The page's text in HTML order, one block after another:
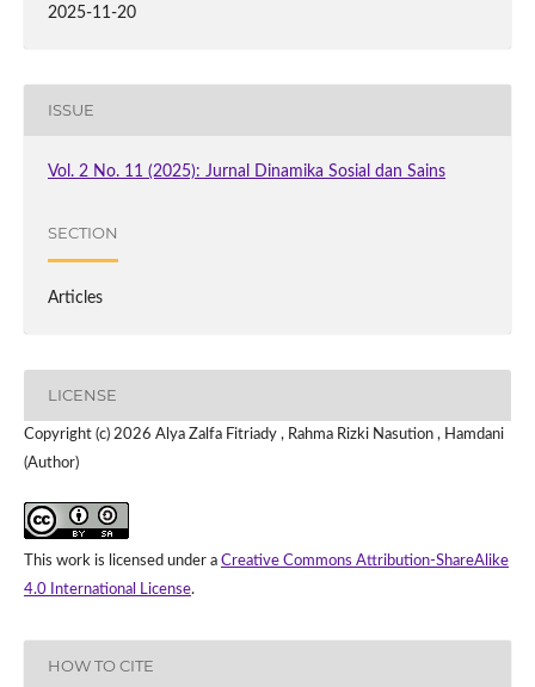
2025-11-20
ISSUE
Vol. 2 No. 11 (2025): Jurnal Dinamika Sosial dan Sains
SECTION
Articles
LICENSE
Copyright (c) 2026 Alya Zalfa Fitriady , Rahma Rizki Nasution , Hamdani
(Author)
This work is licensed under a Creative Commons Attribution-ShareAlike
4.0 International License.
HOW TO CITE